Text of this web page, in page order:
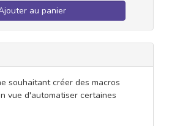
au panier
souhaitant créer des macros
vue d'automatiser certaines